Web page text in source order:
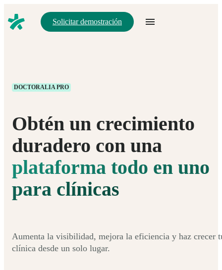
Solicitar demostración
DOCTORALIA PRO
Obtén un crecimiento
duradero con una
plataforma todo en uno
para clínicas
Aumenta la visibilidad, mejora la eficiencia y haz crecer
clínica desde un solo lugar.